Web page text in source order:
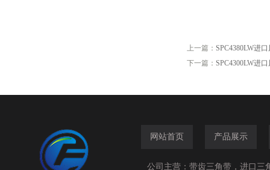
上一篇： SPC4380LW进
下一篇： SPC4300LW进
网站首页 产品展示
公司主营：带齿三角带，进口三